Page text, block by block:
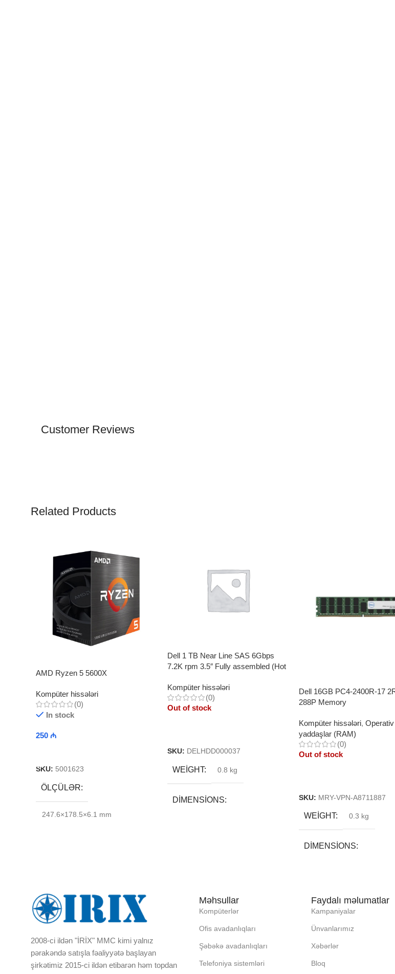
Customer Reviews
Related Products
AMD Ryzen 5 5600X
Kompüter hissələri
(0)
In stock
250 ₼
SKU: 5001623
ÖLÇÜLƏR
247.6×178.5×6.1 mm
Dell 1 TB Near Line SAS 6Gbps
7.2K rpm 3.5″ Fully assembled (Hot
Kompüter hissələri
(0)
Out of stock
SKU: DELHDD000037
WEIGHT 0.8 kg
DIMENSIONS
EKRAN
KORPUSUN RNGI:
Dell 16GB PC4-2400R-17
288P Memory
Kompüter hissələri, Operativ
yaddaşlar (RAM)
(0)
Out of stock
SKU: MRY-VPN-A8711887
WEIGHT 0.3 kg
DIMENSIONS
BREND
DAXILI YADDA
EKRAN
2008-ci ildən "İRİX" MMC kimi yalnız
pərakəndə satışla fəaliyyətə başlayan
şirkətimiz 2015-ci ildən etibarən həm topdan
Məhsullar
Kompüterlər
Ofis avadanlıqları
Şəbəkə avadanlıqları
Telefoniya sistemləri
Faydalı məlumatlar
Kampaniyalar
Ünvanlarımız
Xəbərlər
Bloq